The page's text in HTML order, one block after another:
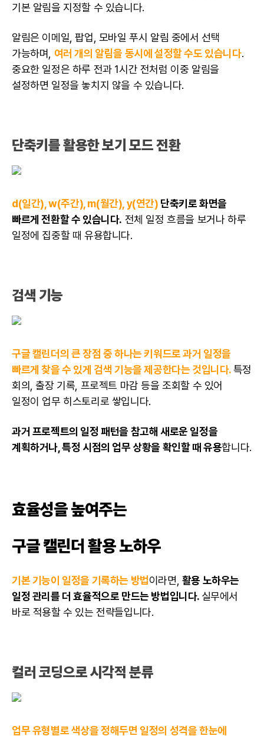
기본 알림을 지정할 수 있습니다.
알림은 이메일, 팝업, 모바일 푸시 알림 중에서 선택
가능하며, 여러 개의 알림을 동시에 설정할 수도 있습니다.
중요한 일정은 하루 전과 1시간 전처럼 이중 알림을
설정하면 일정을 놓치지 않을 수 있습니다.
단축키를 활용한 보기 모드 전환
d(일간), w(주간), m(월간), y(연간) 단축키로 화면을
빠르게 전환할 수 있습니다. 전체 일정 흐름을 보거나 하루
일정에 집중할 때 유용합니다.
검색 기능
구글 캘린더의 큰 장점 중 하나는 키워드로 과거 일정을
빠르게 찾을 수 있게 검색 기능을 제공한다는 것입니다.특정
회의, 출장 기록, 프로젝트 마감 등을 조회할 수 있어
일정이 업무 히스토리로 쌓입니다.
과거 프로젝트의 일정 패턴을 참고해 새로운 일정을
계획하거나, 특정 시점의 업무 상황을 확인할 때 유용합니다.
효율성을 높여주는
구글 캘린더 활용 노하우
기본 기능이 일정을 기록하는 방법이라면, 활용 노하우는
일정 관리를 더 효율적으로 만드는 방법입니다. 실무에서
바로 적용할 수 있는 전략들입니다.
컬러 코딩으로 시각적 분류
업무 유형별로 색상을 정해두면 일정의 성격을 한눈에